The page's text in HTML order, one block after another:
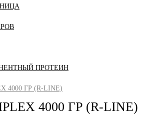
ПРОТЕИН
4000 ГР (R-LINE)
4000 ГР (R-LINE)